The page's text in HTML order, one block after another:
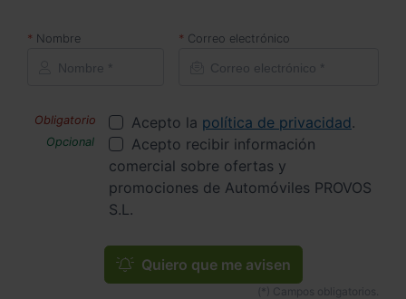
Nombre Correo electrónico
Acepto la política de privacidad.
Acepto recibir información
comercial sobre ofertas y
promociones de Automóviles PROVOS
S.L.
Quiero que me avisen